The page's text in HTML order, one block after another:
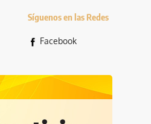
Síguenos en las Redes
Facebook